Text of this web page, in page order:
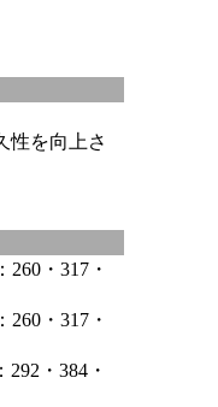
性を向上さ
・317・
・317・
・384・